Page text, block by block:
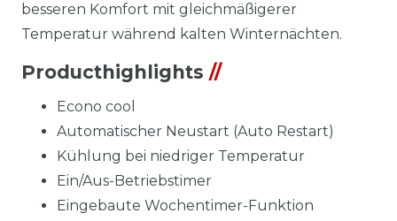
besseren Komfort mit gleichmäßigerer
Temperatur während kalten Winternächten.
Producthighlights //
Econo cool
Automatischer Neustart (Auto Restart)
Kühlung bei niedriger Temperatur
Ein/Aus-Betriebstimer
Eingebaute Wochentimer-Funktion